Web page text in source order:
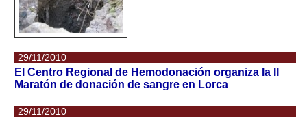
29/11/2010
El Centro Regional de Hemodonación organiza la II
Maratón de donación de sangre en Lorca
29/11/2010